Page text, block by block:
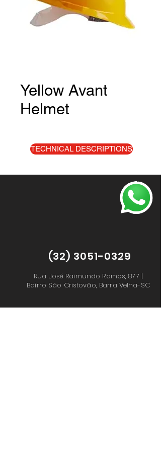
Yellow Avant
Helmet
TECHNICAL DESCRIPTIONS
(32) 3051-0329
Rua José Raimundo Ramos, 877 |
Bairro São Cristovão, Barra Velha-SC